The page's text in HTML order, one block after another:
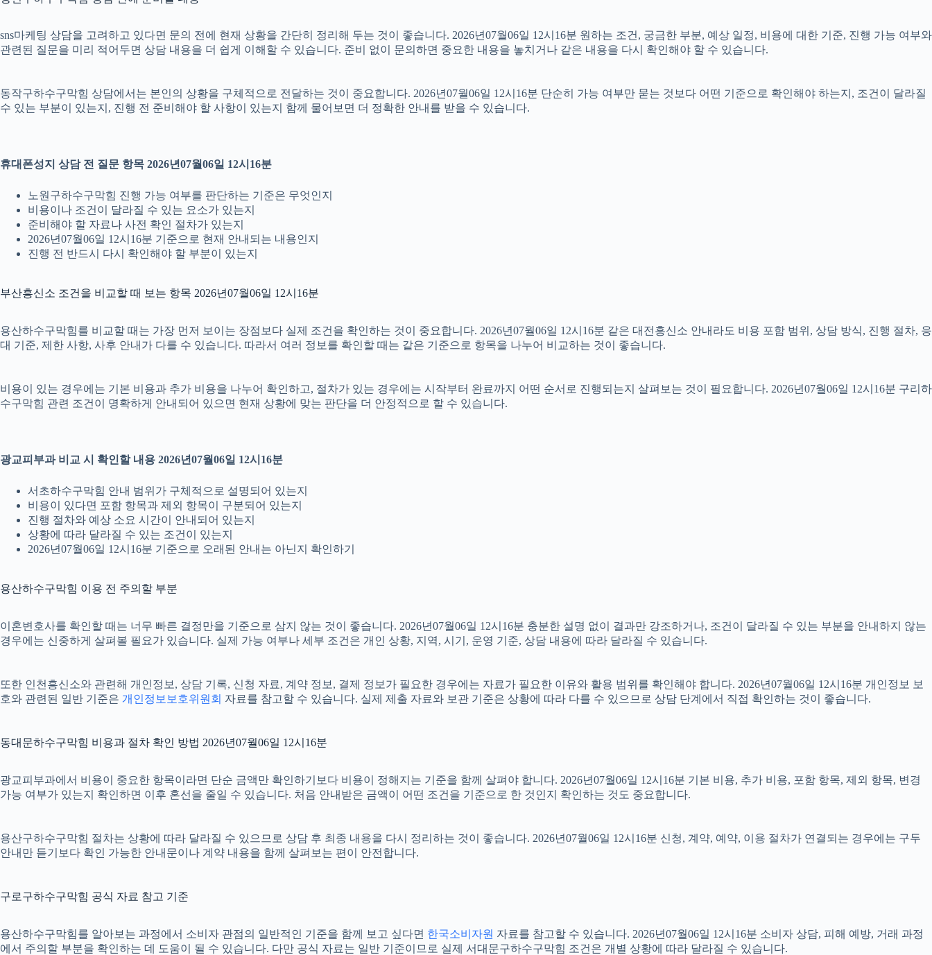
sns마케팅 상담을 고려하고 있다면 문의 전에 현재 상황을 간단히 정리해 두는 것이 좋습니다. 2026년07월06일 12시16분 원하는 조건, 궁금한 부분, 예상 일정, 비용에 대한 기준, 진행 가능 여부와
관련된 질문을 미리 적어두면 상담 내용을 더 쉽게 이해할 수 있습니다. 준비 없이 문의하면 중요한 내용을 놓치거나 같은 내용을 다시 확인해야 할 수 있습니다.
동작구하수구막힘 상담에서는 본인의 상황을 구체적으로 전달하는 것이 중요합니다. 2026년07월06일 12시16분 단순히 가능 여부만 묻는 것보다 어떤 기준으로 확인해야 하는지, 조건이 달라질
수 있는 부분이 있는지, 진행 전 준비해야 할 사항이 있는지 함께 물어보면 더 정확한 안내를 받을 수 있습니다.
휴대폰성지 상담 전 질문 항목 2026년07월06일 12시16분
노원구하수구막힘 진행 가능 여부를 판단하는 기준은 무엇인지
비용이나 조건이 달라질 수 있는 요소가 있는지
준비해야 할 자료나 사전 확인 절차가 있는지
2026년07월06일 12시16분 기준으로 현재 안내되는 내용인지
진행 전 반드시 다시 확인해야 할 부분이 있는지
부산흥신소 조건을 비교할 때 보는 항목 2026년07월06일 12시16분
용산하수구막힘를 비교할 때는 가장 먼저 보이는 장점보다 실제 조건을 확인하는 것이 중요합니다. 2026년07월06일 12시16분 같은 대전흥신소 안내라도 비용 포함 범위, 상담 방식, 진행 절차, 응
대 기준, 제한 사항, 사후 안내가 다를 수 있습니다. 따라서 여러 정보를 확인할 때는 같은 기준으로 항목을 나누어 비교하는 것이 좋습니다.
비용이 있는 경우에는 기본 비용과 추가 비용을 나누어 확인하고, 절차가 있는 경우에는 시작부터 완료까지 어떤 순서로 진행되는지 살펴보는 것이 필요합니다. 2026년07월06일 12시16분 구리하
수구막힘 관련 조건이 명확하게 안내되어 있으면 현재 상황에 맞는 판단을 더 안정적으로 할 수 있습니다.
광교피부과 비교 시 확인할 내용 2026년07월06일 12시16분
서초하수구막힘 안내 범위가 구체적으로 설명되어 있는지
비용이 있다면 포함 항목과 제외 항목이 구분되어 있는지
진행 절차와 예상 소요 시간이 안내되어 있는지
상황에 따라 달라질 수 있는 조건이 있는지
2026년07월06일 12시16분 기준으로 오래된 안내는 아닌지 확인하기
용산하수구막힘 이용 전 주의할 부분
이혼변호사를 확인할 때는 너무 빠른 결정만을 기준으로 삼지 않는 것이 좋습니다. 2026년07월06일 12시16분 충분한 설명 없이 결과만 강조하거나, 조건이 달라질 수 있는 부분을 안내하지 않는
경우에는 신중하게 살펴볼 필요가 있습니다. 실제 가능 여부나 세부 조건은 개인 상황, 지역, 시기, 운영 기준, 상담 내용에 따라 달라질 수 있습니다.
또한 인천흥신소와 관련해 개인정보, 상담 기록, 신청 자료, 계약 정보, 결제 정보가 필요한 경우에는 자료가 필요한 이유와 활용 범위를 확인해야 합니다. 2026년07월06일 12시16분 개인정보 보
호와 관련된 일반 기준은 개인정보보호위원회 자료를 참고할 수 있습니다. 실제 제출 자료와 보관 기준은 상황에 따라 다를 수 있으므로 상담 단계에서 직접 확인하는 것이 좋습니다.
동대문하수구막힘 비용과 절차 확인 방법 2026년07월06일 12시16분
광교피부과에서 비용이 중요한 항목이라면 단순 금액만 확인하기보다 비용이 정해지는 기준을 함께 살펴야 합니다. 2026년07월06일 12시16분 기본 비용, 추가 비용, 포함 항목, 제외 항목, 변경
가능 여부가 있는지 확인하면 이후 혼선을 줄일 수 있습니다. 처음 안내받은 금액이 어떤 조건을 기준으로 한 것인지 확인하는 것도 중요합니다.
용산구하수구막힘 절차는 상황에 따라 달라질 수 있으므로 상담 후 최종 내용을 다시 정리하는 것이 좋습니다. 2026년07월06일 12시16분 신청, 계약, 예약, 이용 절차가 연결되는 경우에는 구두
안내만 듣기보다 확인 가능한 안내문이나 계약 내용을 함께 살펴보는 편이 안전합니다.
구로구하수구막힘 공식 자료 참고 기준
용산하수구막힘를 알아보는 과정에서 소비자 관점의 일반적인 기준을 함께 보고 싶다면 한국소비자원 자료를 참고할 수 있습니다. 2026년07월06일 12시16분 소비자 상담, 피해 예방, 거래 과정
에서 주의할 부분을 확인하는 데 도움이 될 수 있습니다. 다만 공식 자료는 일반 기준이므로 실제 서대문구하수구막힘 조건은 개별 상황에 따라 달라질 수 있습니다.